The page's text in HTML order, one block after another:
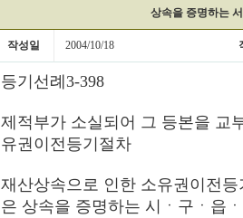
상속을 증명하는
작성일 2004/10/18
등기선례3-398
제적부가 소실되어 그 등본을 교
유권이전등기절차
재산상속으로 인한 소유권이전
은 상속을 증명하는 시ㆍ구ㆍ읍